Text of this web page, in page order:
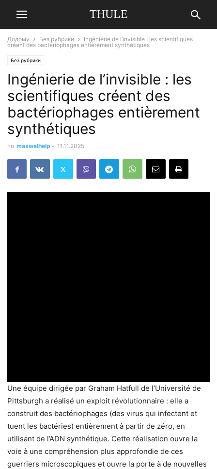
THULE
Додому Без рубрики
Ingénierie de l’invisible : les scientifiques
créent des bactériophages entièrement synthétiques
Без рубрики
Ingénierie de l’invisible : les
scientifiques créent des
bactériophages entièrement
synthétiques
по maxwelhelp - 11.11.2025
Une équipe dirigée par Graham Hatfull de l’Université de
Pittsburgh a réalisé un exploit révolutionnaire : elle a
construit des bactériophages (des virus qui infectent et
tuent les bactéries) entièrement à partir de zéro, en
utilisant de l’ADN synthétique. Cette réalisation ouvre la
voie à une compréhension plus approfondie de ces
guerriers microscopiques et ouvre la porte à de nouvelles